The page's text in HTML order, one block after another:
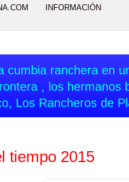
INFORMACIÓN
cumbia ranchera en
, los hermanos
Los Rancheros de
tiempo 2015